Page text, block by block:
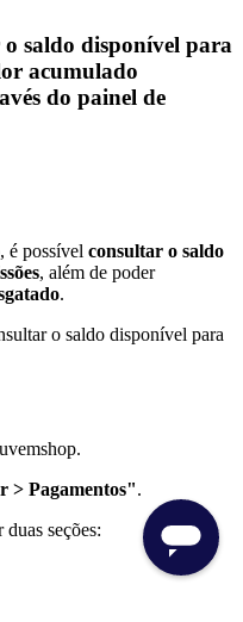
o saldo disponível para
acumulado
do painel de
é possível consultar o saldo
, além de poder
.
o saldo disponível para
> Pagamentos".
seções: